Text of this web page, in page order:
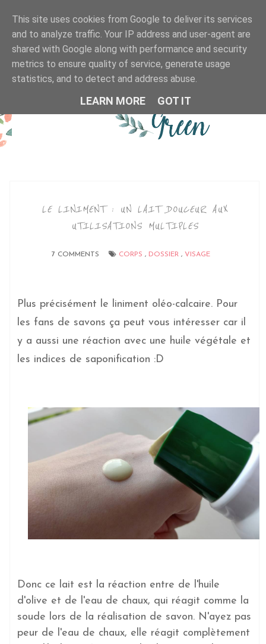
MENU
LE LINIMENT : UN LAIT DOUCEUR AUX
UTILISATIONS MULTIPLES
7 COMMENTS CORPS , DOSSIER , VISAGE
Plus précisément le liniment oléo-calcaire. Pour
les fans de savons ça peut vous intéresser car il
y a aussi une réaction avec une huile végétale et
les indices de saponification :D
Donc ce lait est la réaction entre de l'huile
d'olive et de l'eau de chaux, qui réagit comme la
soude lors de la réalisation de savon. N'ayez pas
peur de l'eau de chaux, elle réagit complètement
This site uses cookies from Google to deliver its services
and to analyze traffic. Your IP address and user-agent are
shared with Google along with performance and security
metrics to ensure quality of service, generate usage
statistics, and to detect and address abuse.
LEARN MORE GOT IT